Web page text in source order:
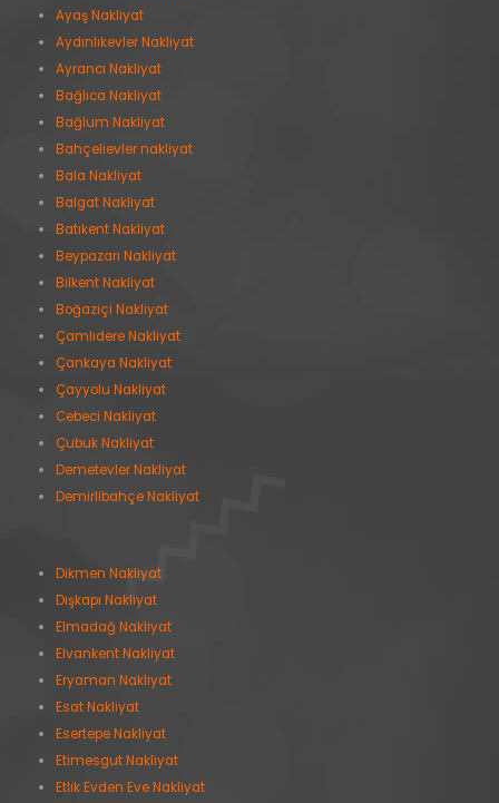
Ayaş Nakliyat
Aydınlıkevler Nakliyat
Ayrancı Nakliyat
Bağlıca Nakliyat
Bağlum Nakliyat
Bahçelievler nakliyat
Bala Nakliyat
Balgat Nakliyat
Batıkent Nakliyat
Beypazarı Nakliyat
Bilkent Nakliyat
Boğaziçi Nakliyat
Çamlıdere Nakliyat
Çankaya Nakliyat
Çayyolu Nakliyat
Cebeci Nakliyat
Çubuk Nakliyat
Demetevler Nakliyat
Demirlibahçe Nakliyat
Dikmen Nakliyat
Dışkapı Nakliyat
Elmadağ Nakliyat
Elvankent Nakliyat
Eryaman Nakliyat
Esat Nakliyat
Esertepe Nakliyat
Etimesgut Nakliyat
Etlik Evden Eve Nakliyat